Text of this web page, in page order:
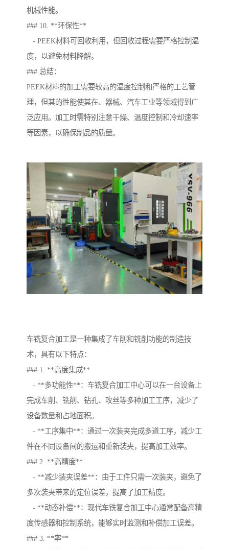
机械性能。
### 10. **环保性**
- PEEK材料可回收利用，但回收过程需要严格控制温
度，以避免材料降解。
### 总结：
PEEK材料的加工需要较高的温度控制和严格的工艺管
理，但其的性能使其在、器械、汽车工业等领域得到广
泛应用。加工时需特别注意干燥、温度控制和冷却速率
等因素，以确保制品的质量。
车铣复合加工是一种集成了车削和铣削功能的制造技
术，具有以下特点：
### 1. **高度集成**
- **多功能性**：车铣复合加工中心可以在一台设备上
完成车削、铣削、钻孔、攻丝等多种加工工序，减少了
设备数量和占地面积。
- **工序集中**：通过一次装夹完成多道工序，减少工
件在不同设备间的搬运和重新装夹，提高加工效率。
### 2. **高精度**
- **减少装夹误差**：由于工件只需一次装夹，避免了
多次装夹带来的定位误差，提高了加工精度。
- **动态补偿**：现代车铣复合加工中心通常配备高精
度传感器和控制系统，能够实时监测和补偿加工误差。
### 3. **率**